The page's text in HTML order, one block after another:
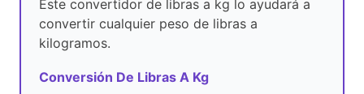
Este convertidor de libras a kg lo ayudará a
convertir cualquier peso de libras a
kilogramos.
Conversión De Libras A Kg